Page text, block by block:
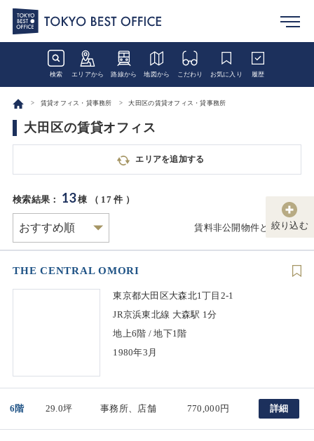
検索 エリアから 路線から 地図から こだわり お気に入り 履歴
賃貸オフィス・貸事務所 大田区の賃貸オフィス・貸事務所
大田区の賃貸オフィス
エリアを追加する
絞り込む
検索結果： 13棟 （ 17件 ）
賃料非公開物件とは
THE CENTRAL OMORI
東京都大田区大森北1丁目2-1
JR京浜東北線 大森駅 1分
地上6階 / 地下1階
1980年3月
6階 29.0坪 事務所、店舗 770,000円 詳細